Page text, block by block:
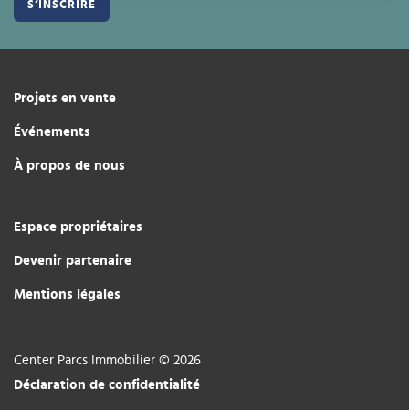
Projets en vente
Événements
À propos de nous
Espace propriétaires
Devenir partenaire
Mentions légales
Center Parcs Immobilier © 2026
Déclaration de confidentialité